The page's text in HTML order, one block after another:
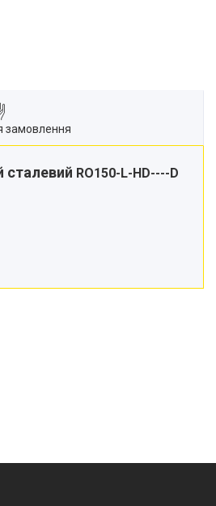
замовлення
сталевий RO150-L-HD----D